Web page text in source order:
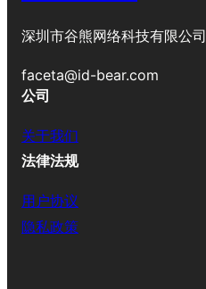
深圳市谷熊网络科技有限公司
faceta@id-bear.com
公司
关于我们
法律法规
用户协议
隐私政策